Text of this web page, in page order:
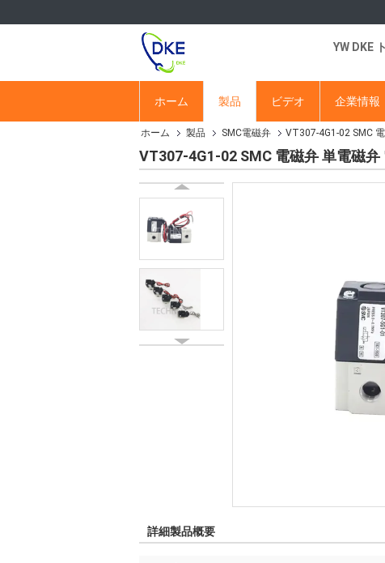
YW DKE
ホーム 製品 ビデオ 企業情報
ホーム 製品 SMC電磁弁 VT307-4G1-02 SMC
VT307-4G1-02 SMC 電磁弁 単電磁弁
詳細製品概要